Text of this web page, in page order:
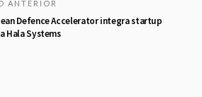
ANTERIOR
Defence Accelerator integra startup
Hala Systems